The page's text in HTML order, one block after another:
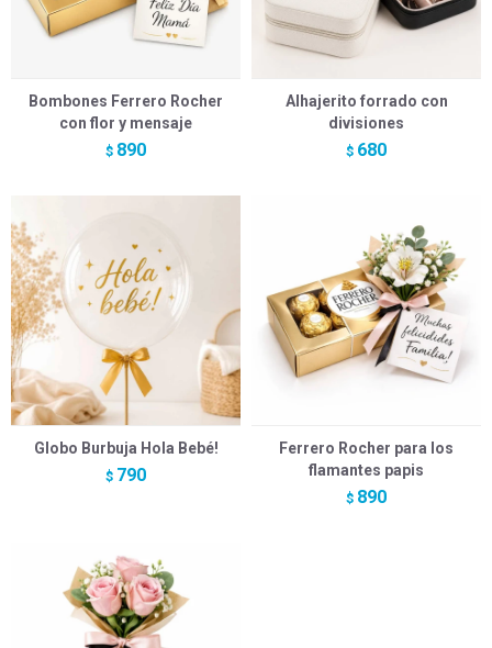
Bombones Ferrero Rocher
con flor y mensaje
$ 890
Alhajerito forrado con
divisiones
$ 680
Globo Burbuja Hola Bebé!
$ 790
Ferrero Rocher para los
flamantes papis
$ 890